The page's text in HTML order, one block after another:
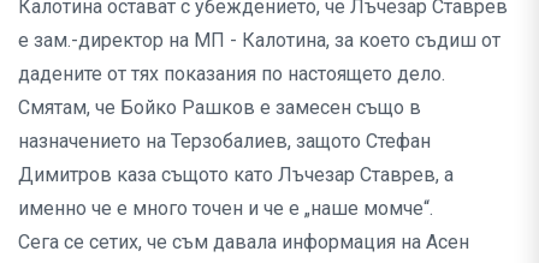
Калотина остават с убеждението, че Лъчезар Ставрев
е зам.-директор на МП - Калотина, за което съдиш от
дадените от тях показания по настоящето дело.
Смятам, че Бойко Рашков е замесен също в
назначението на Терзобалиев, защото Стефан
Димитров каза същото като Лъчезар Ставрев, а
именно че е много точен и че е „наше момче“.
Сега се сетих, че съм давала информация на Асен